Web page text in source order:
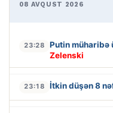
08 AVQUST 2026
23:28 Putin müharibə
Zelenski
23:18 İtkin düşən 8